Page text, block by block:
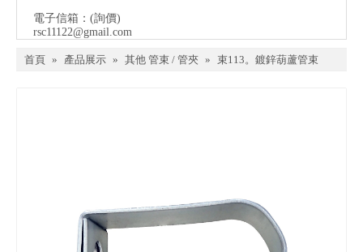
電子信箱： (詢價)
rsc11122@gmail.com
首頁 » 產品展示 » 其他 管束 / 管夾 » 束113。鍍鋅葫蘆管束